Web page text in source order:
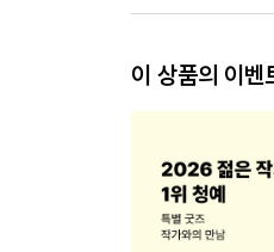
이 상품의 이벤